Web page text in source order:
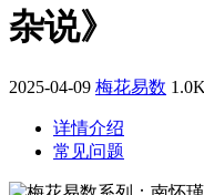
杂说》
2025-04-09 梅花易数 1.0K
详情介绍
常见问题